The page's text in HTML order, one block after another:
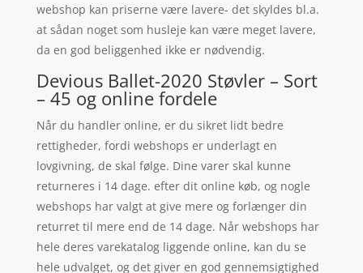
webshop kan priserne være lavere- det skyldes bl.a.
at sådan noget som husleje kan være meget lavere,
da en god beliggenhed ikke er nødvendig.
Devious Ballet-2020 Støvler – Sort
– 45 og online fordele
Når du handler online, er du sikret lidt bedre
rettigheder, fordi webshops er underlagt en
lovgivning, de skal følge. Dine varer skal kunne
returneres i 14 dage. efter dit online køb, og nogle
webshops har valgt at give mere og forlænger din
returret til mere end de 14 dage. Når webshops har
hele deres varekatalog liggende online, kan du se
hele udvalget, og det giver en god gennemsigtighed